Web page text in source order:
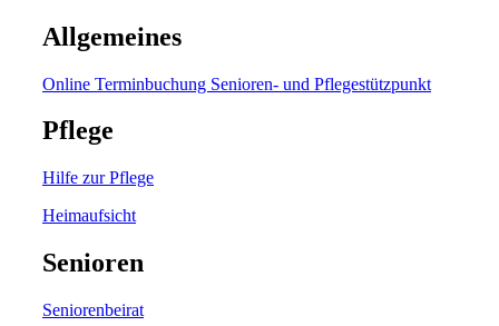
Allgemeines
Online Terminbuchung Senioren- und Pflegestützpunkt
Pflege
Hilfe zur Pflege
Heimaufsicht
Senioren
Seniorenbeirat